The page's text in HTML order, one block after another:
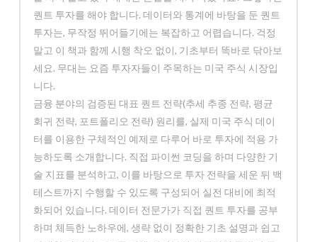
퀀트 투자를 해야 합니다. 데이터와 통계에 바탕을 둔 퀀트
투자는, 무작정 뛰어들기에는 복잡하고 어렵습니다. 걱정
말고 이 책과 함께 시행 착오 없이, 기초부터 똑바로 닦아보
세요. 무대는 요즘 투자자들이 주목하는 미국 주식 시장입
니다.
금융 분야의 검증된 대표 퀀트 전략(추세 추종 전략, 평균
회귀 전략, 포트폴리오 전략) 원리를, 실제 미국 주식 데이
터를 이용한 구체적인 예제로 다루어 바로 투자에 적용 가
능하도록 소개합니다. 직접 파이썬 코딩을 하며 다양한 기
술 지표를 분석하고, 이를 바탕으로 투자 전략을 세운 뒤 백
테스트까지 수행할 수 있도록 구성되어 실전 대비에 최적
화되어 있습니다. 데이터 전문가가 직접 퀀트 투자를 공부
하며 체득한 노하우에, 생략 없이 정확한 기초 설명과 쉽고